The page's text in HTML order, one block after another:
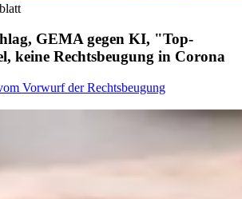
GEMA gegen KI, "Top-
keine Rechtsbeugung in Corona
Vorwurf der Rechtsbeugung